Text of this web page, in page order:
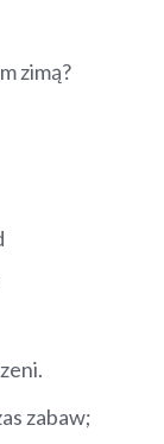
zimą?
zabaw;